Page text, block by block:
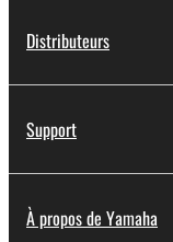
Distributeurs
Support
À propos de Yamaha